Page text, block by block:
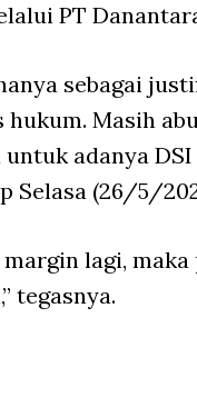
PT
sebagai
Masih
adanya
Selasa (26/5/
margin lagi,
tegasnya.